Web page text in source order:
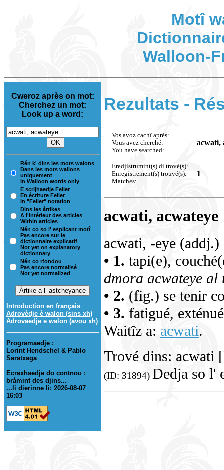
Motî
Walloon-
Cweroz après on mot:
Cherchez un mot:
Look up a word:
Rén k' dins les mots walons
Dans les mots wallons
uniquement
In Walloon words only
E scrijhaedje Feller
En écriture Feller
In "Feller" notation
Dins les årtikes
A l'intérieur des articles
Within articles
Nén co so l' esplicant motî
Pas encore sur le
dictionnaire explicatif
Not yet on explanatory
dictionnary
Nén co rfondou
Pas encore normalisé
Not yet normalized
Introduction en français
Adrovèdje è walon (sins xh)
Adrovaedje e walon (avou xh)
Programaedje :
Lorint Hendschel & Pablo
Saratxaga
Ecråxhaedje do contnou :
bråmint des djins...
...li dierinne li: 2026-08-07
16:03
Rezultats -
Vos avoz cachî après:
Vous avez cherché:
You have searched:
acwati,
Eredjistrumint(s) di trové(s):
Enregistrement(s) trouvé(s):
Matches:
1
acwati, acwateye
acwati, -eye (addj.)
• 1. tapi(e),
dmora acwateye al
• 2. (fig.) se tenir
• 3. fatigué,
Waitîz a: acwati.
Trové dins: acwati
(ID: 31894) Dedja so l'